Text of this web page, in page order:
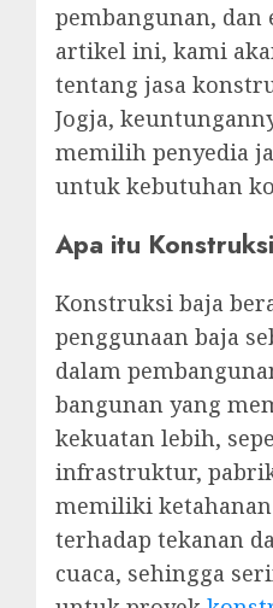
pembangunan, dan
artikel ini, kami
tentang jasa
Jogja,
memilih penyedia
untuk kebutuhan
Apa itu
Konstruksi baja
penggunaan baja
dalam
bangunan yang
kekuatan lebih,
infrastruktur,
memiliki
terhadap tekanan
cuaca, sehingga